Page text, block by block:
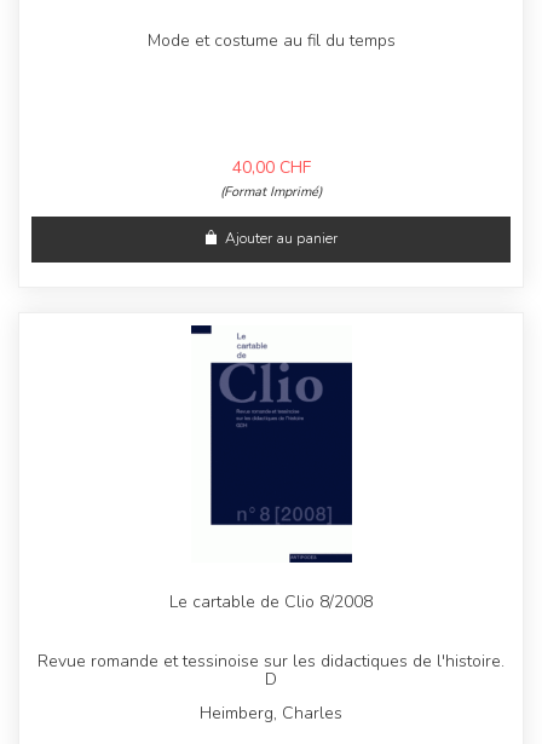
Mode et costume au fil du temps
40,00 CHF
(Format Imprimé)
Ajouter au panier
Le cartable de Clio 8/2008
Revue romande et tessinoise sur les didactiques de l'histoire.
D
Heimberg, Charles